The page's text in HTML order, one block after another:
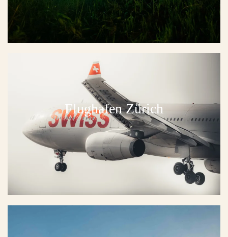
Flughafen Zürich